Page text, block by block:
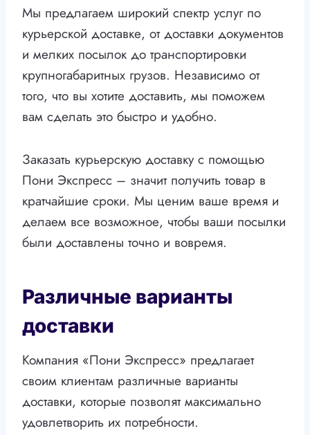
Мы предлагаем широкий спектр услуг по
курьерской доставке, от доставки документов
и мелких посылок до транспортировки
крупногабаритных грузов. Независимо от
того, что вы хотите доставить, мы поможем
вам сделать это быстро и удобно.
Заказать курьерскую доставку с помощью
Пони Экспресс – значит получить товар в
кратчайшие сроки. Мы ценим ваше время и
делаем все возможное, чтобы ваши посылки
были доставлены точно и вовремя.
Различные варианты
доставки
Компания «Пони Экспресс» предлагает
своим клиентам различные варианты
доставки, которые позволят максимально
удовлетворить их потребности.